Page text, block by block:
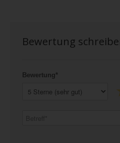
Bewertung
Bewertung*